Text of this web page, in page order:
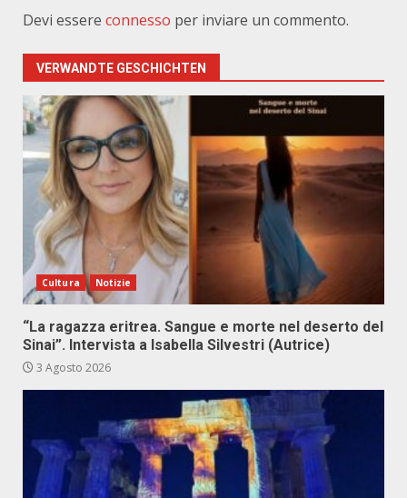
Devi essere connesso per inviare un commento.
VERWANDTE GESCHICHTEN
Cultura Notizie
“La ragazza eritrea. Sangue e morte nel deserto del
Sinai”. Intervista a Isabella Silvestri (Autrice)
3 Agosto 2026